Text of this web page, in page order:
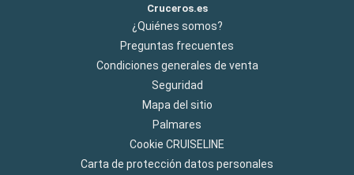
Cruceros.es
¿Quiénes somos?
Preguntas frecuentes
Condiciones generales de venta
Seguridad
Mapa del sitio
Palmares
Cookie CRUISELINE
Carta de protección datos personales